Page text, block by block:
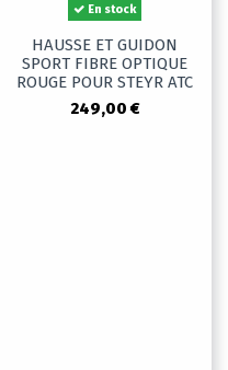
En stock
HAUSSE ET GUIDON
SPORT FIBRE OPTIQUE
ROUGE POUR STEYR ATC
249,00 €